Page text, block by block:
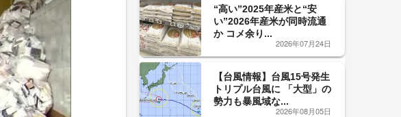
“高い”2025年産米と“安
い”2026年産米が同時流通
か コメ余り...
2026年07月24日
【台風情報】台風15号発生
トリプル台風に 「大型」の
勢力も暴風域な...
2026年08月05日